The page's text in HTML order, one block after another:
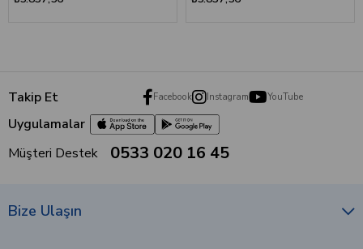
Takip Et Facebook Instagram YouTube
Uygulamalar
Müşteri Destek
0533 020 16 45
Bize Ulaşın